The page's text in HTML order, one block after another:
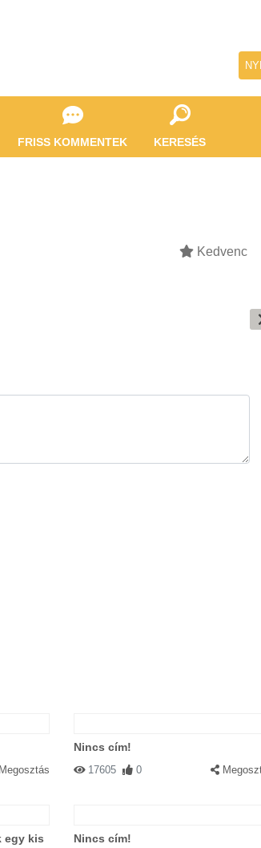
FRISS KOMMENTEK KERESÉS
Kedvenc
Megosztás
Nincs cím!
17605 0
egy kis
Nincs cím!